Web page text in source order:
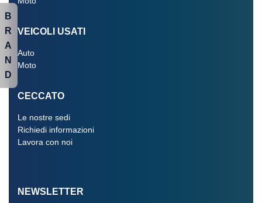
VEICOLI USATI
Auto
Moto
CECCATO
Le nostre sedi
Richiedi informazioni
Lavora con noi
NEWSLETTER
B
R
A
N
D